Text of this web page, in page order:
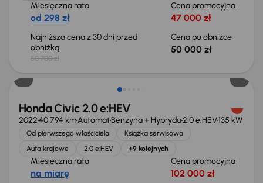
Miesięczna rata
od 298 zł
Cena promocyjna
47 000 zł
Najniższa cena z 30 dni przed
obniżką
50 700 zł
Cena po obniżce
50 000 zł
Taniej o 2 000 zł
Honda Civic 2.0 e:HEV
202240 794 kmAutomatBenzyna + Hybryda2.0 e:HEV135 kW
Od pierwszego właściciela
Książka serwisowa
Auta krajowe
2.0 e:HEV +9 kolejnych
Miesięczna rata
na miarę
Cena promocyjna
102 000 zł